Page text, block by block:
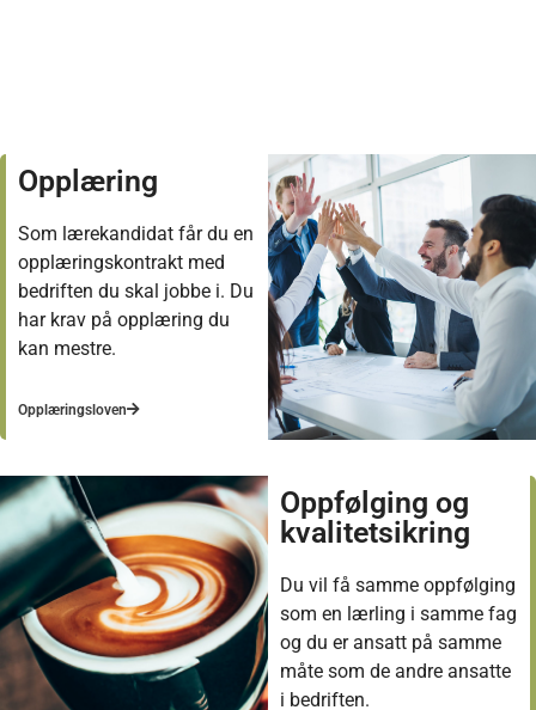
Opplæring
Som lærekandidat får du en
opplæringskontrakt med
bedriften du skal jobbe i. Du
har krav på opplæring du
kan mestre.
Opplæringsloven
Oppfølging og
kvalitetsikring
Du vil få samme oppfølging
som en lærling i samme fag
og du er ansatt på samme
måte som de andre ansatte
i bedriften.